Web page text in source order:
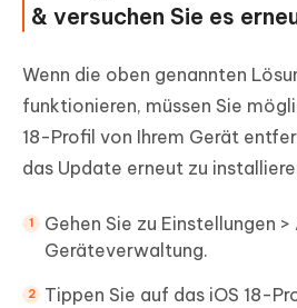
& versuchen Sie es
Wenn die oben genannten
funktionieren, müssen Sie
18-Profil von Ihrem Gerät
das Update erneut zu
Gehen Sie zu Einstellungen
Geräteverwaltung.
Tippen Sie auf das iOS 18-